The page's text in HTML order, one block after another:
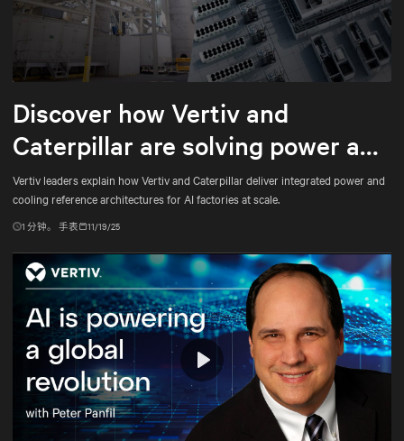
Mute Settings
Discover how Vertiv and
Caterpillar are solving power and
cooling for gigawatt-scale AI
Vertiv leaders explain how Vertiv and Caterpillar deliver integrated power and
cooling reference architectures for AI factories at scale.
1 分钟。 手表 11/19/25
Play